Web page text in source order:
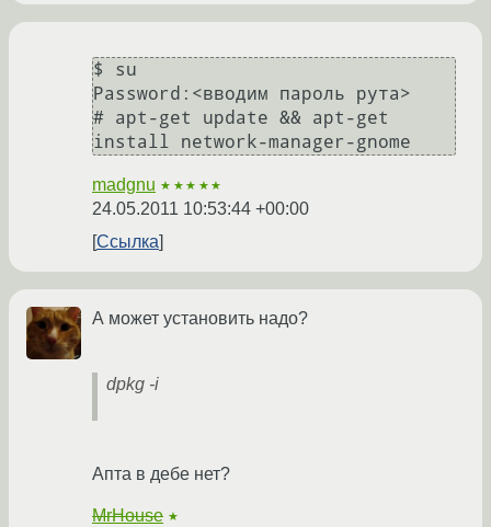
$ su
Password:<вводим пароль рута>
# apt-get update && apt-get
install network-manager-gnome
madgnu ★★★★★
24.05.2011 10:53:44 +00:00
Ссылка
А может установить надо?
dpkg -i
Апта в дебе нет?
MrHouse ★